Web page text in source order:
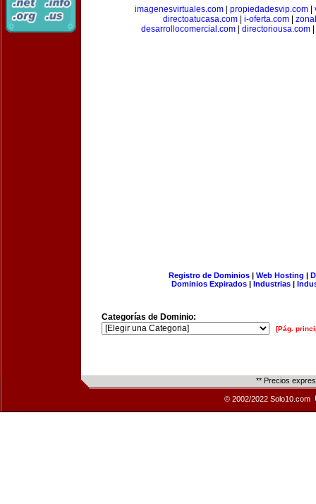
imagenesvirtuales.com| propiedadesvip.com|
directoatucasa.com| i-oferta.com|
desarrollocomercial.com
directoriousa.com
Registro de Dominios| Web Hosting |
Dominios Expirados | Industrias |
Categorías de Dominio:
[Pág.
** Precios
© 2002/2022 Solo10.com